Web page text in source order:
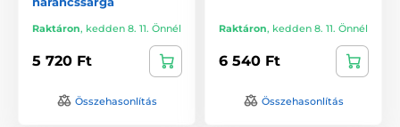
Raktáron, kedden 8. 11. Önnél
5 720 Ft
Összehasonlítás
Raktáron, kedden 8. 11. Önnél
6 540 Ft
Összehasonlítás